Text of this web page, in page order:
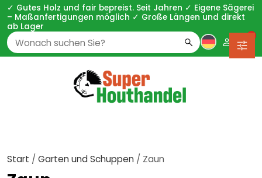
✓ Gutes Holz und fair bepreist. Seit Jahren ✓ Eigene Sägerei
– Maßanfertigungen möglich ✓ Große Längen und direkt
ab Lager
Zoeken
naar:
0
Start / Garten und Schuppen / Zaun